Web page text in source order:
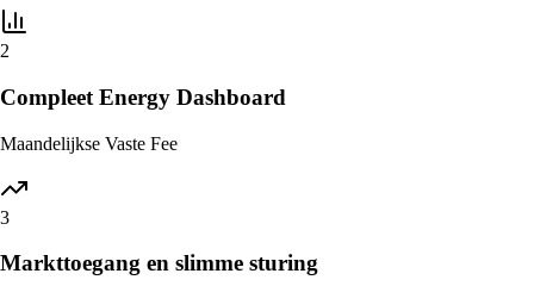
2
Compleet Energy Dashboard
Maandelijkse Vaste Fee
3
Markttoegang en slimme sturing